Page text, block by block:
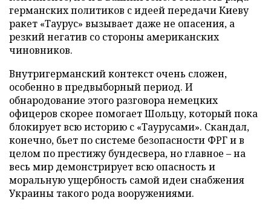
германских политиков с идеей передачи Киеву
ракет «Таурус» вызывает даже не опасения, а
резкий негатив со стороны американских
чиновников.
Внутригерманский контекст очень сложен,
особенно в предвыборный период. И
обнародование этого разговора немецких
офицеров скорее помогает Шольцу, который пока
блокирует всю историю с «Таурусами». Скандал,
конечно, бьет по системе безопасности ФРГ и в
целом по престижу бундесвера, но главное – на
весь мир демонстрирует всю опасность и
моральную ущербность самой идеи снабжения
Украины такого рода вооружениями.